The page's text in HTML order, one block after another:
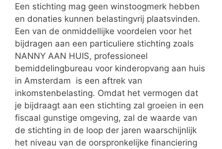
Een stichting mag geen winstoogmerk hebben
en donaties kunnen belastingvrij plaatsvinden.
Een van de onmiddellijke voordelen voor het
bijdragen aan een particuliere stichting zoals
NANNY AAN HUIS, professioneel
bemiddelingbureau voor kinderopvang aan huis
in Amsterdam is een aftrek van
inkomstenbelasting. Omdat het vermogen dat
je bijdraagt aan een stichting zal groeien in een
fiscaal gunstige omgeving, zal de waarde van
de stichting in de loop der jaren waarschijnlijk
het niveau van de oorspronkelijke financiering